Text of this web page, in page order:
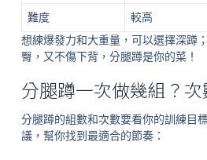
難度
較高
想練爆發力和大重量，可以選擇深蹲
臀，又不傷下背，分腿蹲是你的菜！
分腿蹲一次做幾組？次
分腿蹲的組數和次數要看你的訓練目
議，幫你找到最適合的節奏：